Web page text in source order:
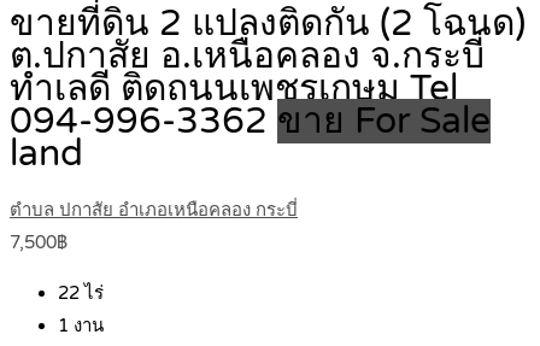
ขายที่ดิน 2 แปลงติดกัน (2 โฉนด)
ต.ปกาสัย อ.เหนือคลอง จ.กระบี่
ทำเลดี ติดถนนเพชรเกษม Tel
094-996-3362 ขาย For Sale
land
ตำบล ปกาสัย อำเภอเหนือคลอง กระบี่
7,500฿
22ไร่
1 งาน